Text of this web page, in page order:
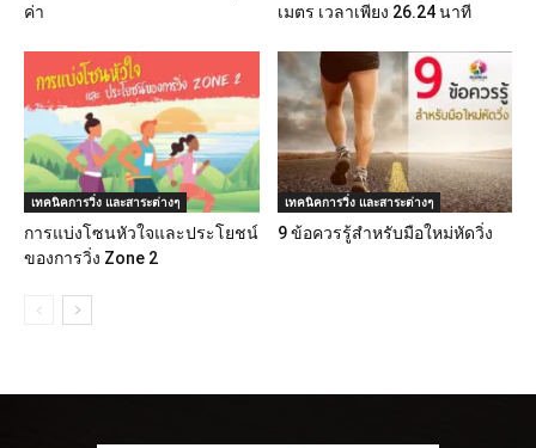
ค่า
เมตร เวลาเพียง 26.24 นาที
เทคนิคการวิ่ง และสาระต่างๆ
การแบ่งโซนหัวใจและประโยชน์
ของการวิ่ง Zone 2
เทคนิคการวิ่ง และสาระต่างๆ
9 ข้อควรรู้สำหรับมือใหม่หัดวิ่ง